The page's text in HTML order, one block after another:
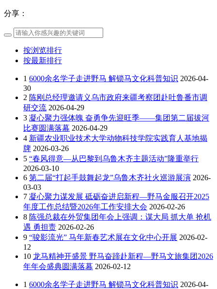
分享：
按浏览排行
按最新排行
1 6000余名学子走进野马 解锁马文化科普知识 2026-04-
30
2 陈刚总经理邀请义乌市政府来疆考察团赴吐鲁番市调
研交流 2026-04-29
3 凝心聚力强体魄 奋勇争先迎旺季——集团第二届拔河
比赛圆满落幕 2026-04-29
4 新疆农业职业技术大学动物科技学院实践育人基地揭
牌 2026-03-26
5 “春风得意—从巴黎到乌鲁木齐主题活动”隆重举行
2026-03-10
6 第二届“打起手鼓舞起龙”乌鲁木齐社火巡游展演 2026-
03-03
7 凝心聚力谋发展 砥砺奋进启新程—野马金服召开2025
年度工作总结暨2026年工作安排大会 2026-02-26
8 陈强总裁在外贸集团年会上强调：谋大局 抓大单 抢机
遇 勇担责 2026-02-26
9 “骏影流光” 马年新春艺术展在文化中心开展 2026-02-
12
10 龙马精神开盛景 野马奋蹄赴新程—野马文旅集团2026
年年会盛典圆满落幕 2026-02-12
1 6000余名学子走进野马 解锁马文化科普知识 2026-04-